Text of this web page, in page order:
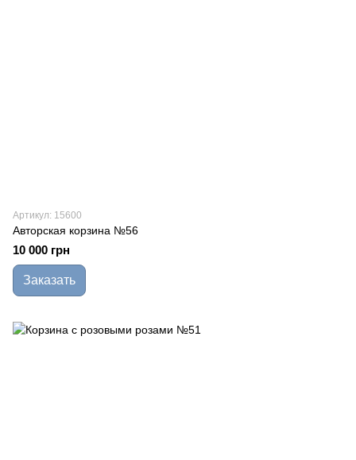
Артикул: 15600
Авторская корзина №56
10 000 грн
Заказать